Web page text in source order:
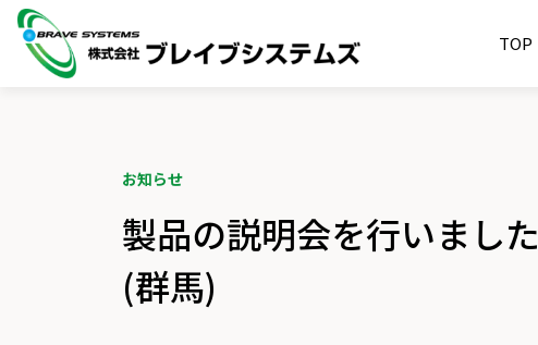
TOP
お知らせ
製品の説明会を行いました
(群馬)